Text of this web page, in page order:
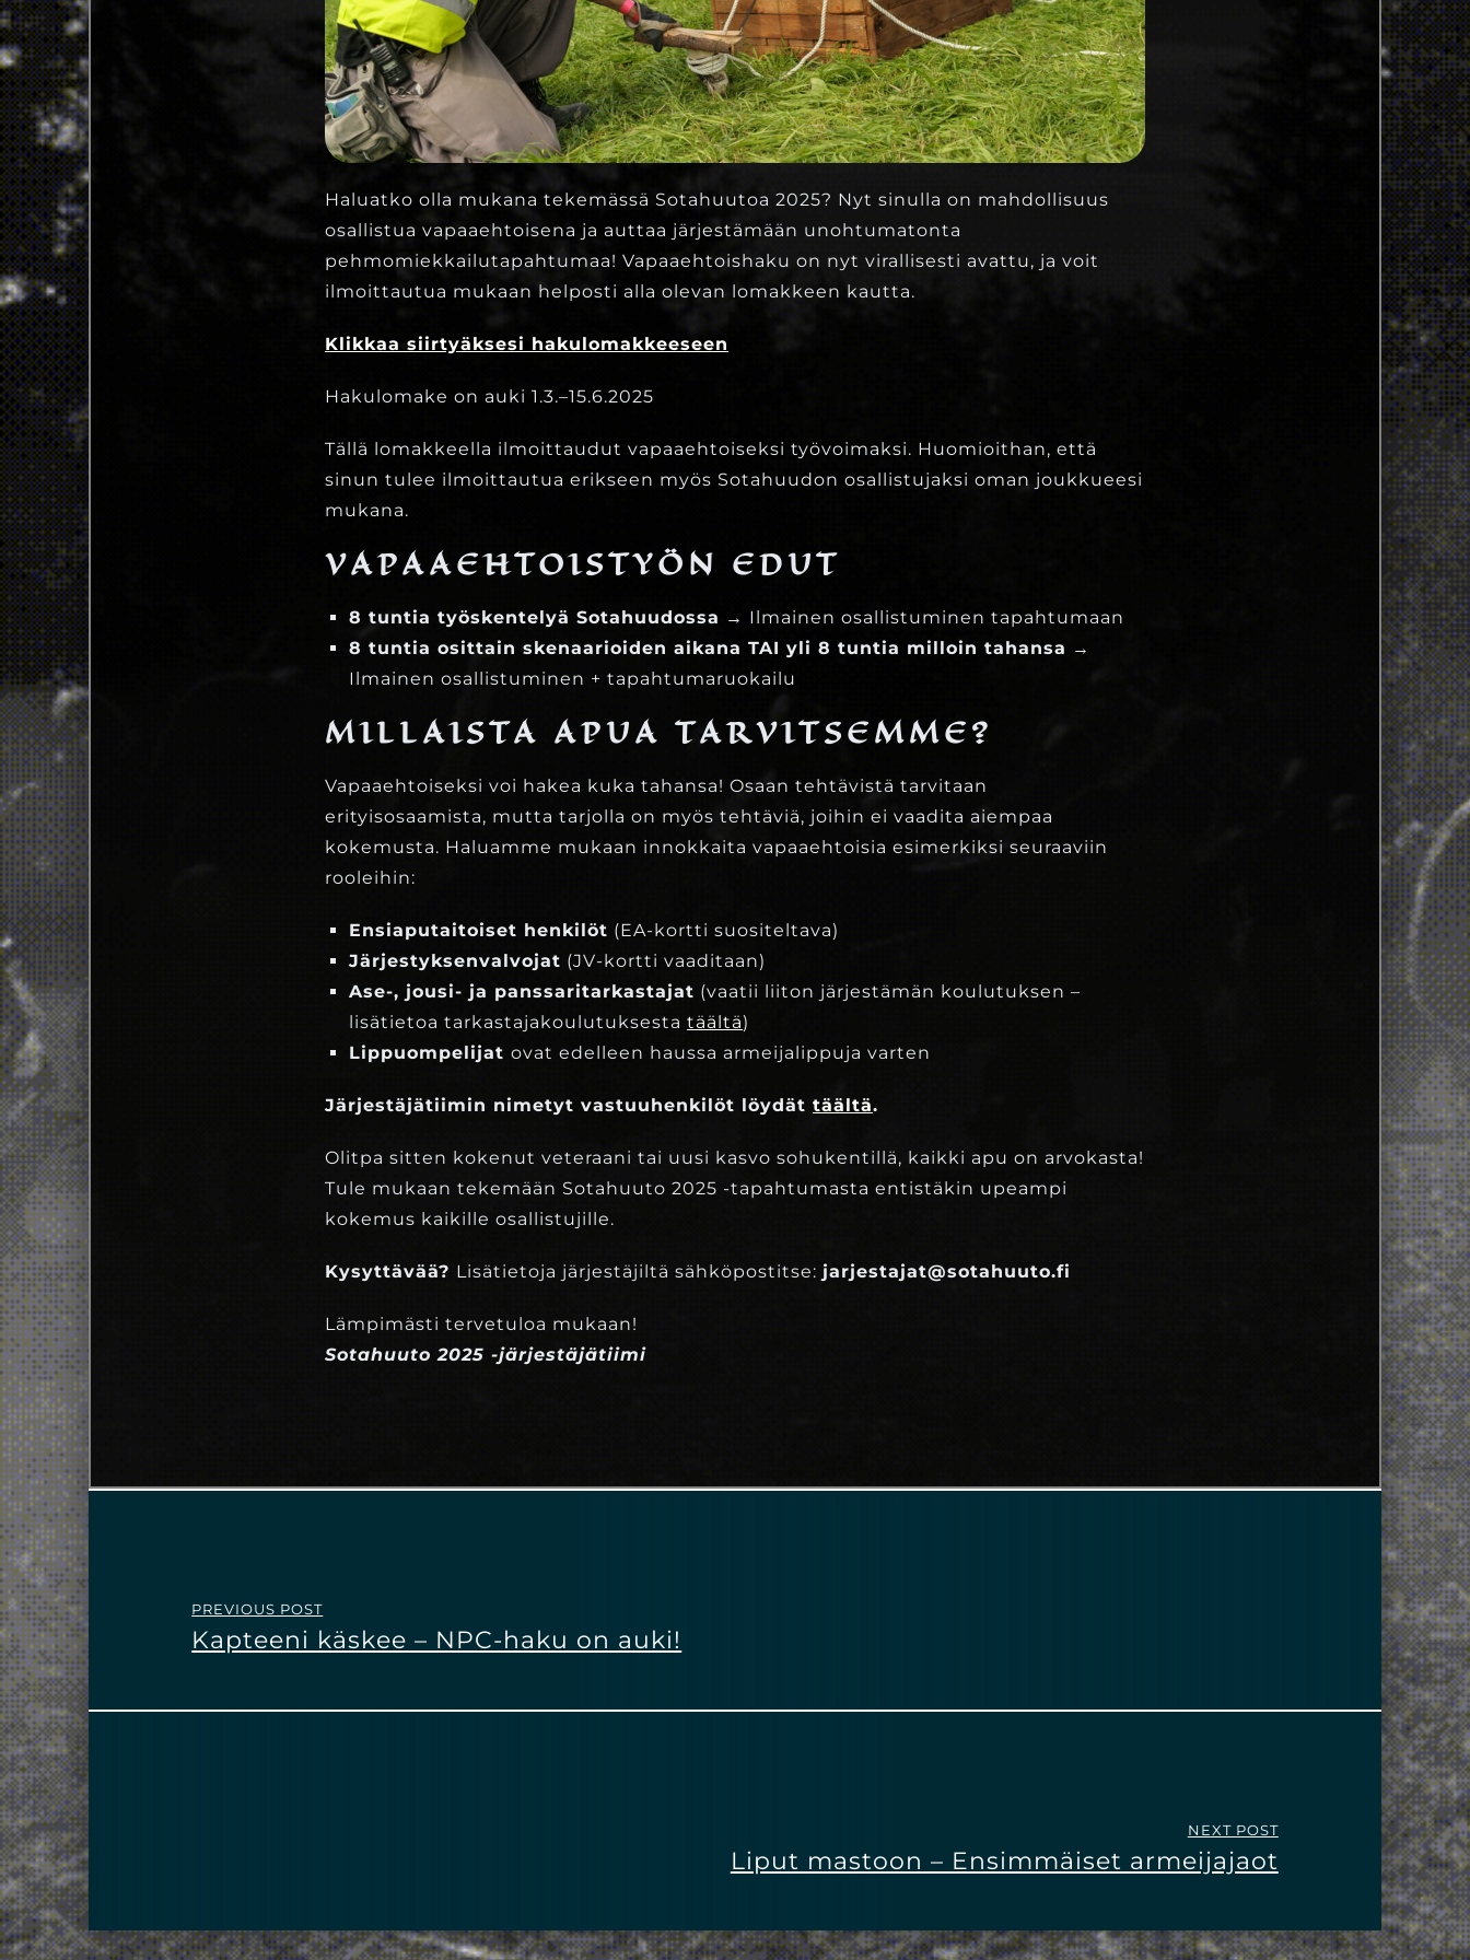
Haluatko olla mukana tekemässä Sotahuutoa 2025? Nyt sinulla on mahdollisuus
osallistua vapaaehtoisena ja auttaa järjestämään unohtumatonta
pehmomiekkailutapahtumaa! Vapaaehtoishaku on nyt virallisesti avattu, ja voit
ilmoittautua mukaan helposti alla olevan lomakkeen kautta.
Klikkaa siirtyäksesi hakulomakkeeseen
Hakulomake on auki 1.3.–15.6.2025
Tällä lomakkeella ilmoittaudut vapaaehtoiseksi työvoimaksi. Huomioithan, että
sinun tulee ilmoittautua erikseen myös Sotahuudon osallistujaksi oman joukkueesi
mukana.
VAPAAEHTOISTYÖN EDUT
8 tuntia työskentelyä Sotahuudossa → Ilmainen osallistuminen tapahtumaan
8 tuntia osittain skenaarioiden aikana TAI yli 8 tuntia milloin tahansa →
Ilmainen osallistuminen + tapahtumaruokailu
MILLAISTA APUA TARVITSEMME?
Vapaaehtoiseksi voi hakea kuka tahansa! Osaan tehtävistä tarvitaan
erityisosaamista, mutta tarjolla on myös tehtäviä, joihin ei vaadita aiempaa
kokemusta. Haluamme mukaan innokkaita vapaaehtoisia esimerkiksi seuraaviin
rooleihin:
Ensiaputaitoiset henkilöt (EA-kortti suositeltava)
Järjestyksenvalvojat (JV-kortti vaaditaan)
Ase-, jousi- ja panssaritarkastajat (vaatii liiton järjestämän koulutuksen –
lisätietoa tarkastajakoulutuksestatäältä)
Lippuompelijatovat edelleen haussa armeijalippuja varten
Järjestäjätiimin nimetyt vastuuhenkilöt löydät täältä.
Olitpa sitten kokenut veteraani tai uusi kasvo sohukentillä, kaikki apu on arvokasta!
Tule mukaan tekemään Sotahuuto 2025 -tapahtumasta entistäkin upeampi
kokemus kaikille osallistujille.
Kysyttävää? Lisätietoja järjestäjiltä sähköpostitse: jarjestajat@sotahuuto.fi
Lämpimästi tervetuloa mukaan!
Sotahuuto 2025 -järjestäjätiimi
PREVIOUS POST
Kapteeni käskee – NPC-haku on auki!
NEXT POST
Liput mastoon – Ensimmäiset armeijajaot